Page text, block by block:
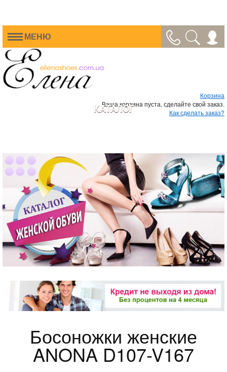
МЕНЮ
Корзина
Ваша корзина пуста, сделайте свой заказ.
Как сделать заказ?
КАТАЛОГ
Босоножки женские
ANONA D107-V167